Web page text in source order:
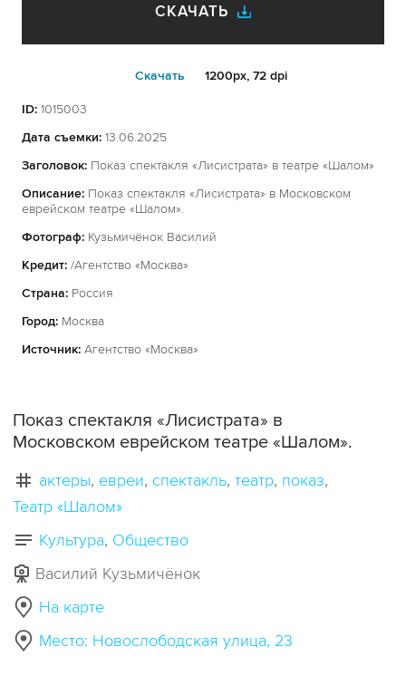
СКАЧАТЬ
Cкачать 1200px, 72 dpi
ID: 1015003
Дата съемки: 13.06.2025
Заголовок: Показ спектакля «Лисистрата» в театре «Шалом»
Описание: Показ спектакля «Лисистрата» в Московском
еврейском театре «Шалом».
Фотограф: Кузьмичёнок Василий
Кредит: /Агентство «Москва»
Страна: Россия
Город: Москва
Источник: Агентство «Москва»
Показ спектакля «Лисистрата» в
Московском еврейском театре «Шалом».
актеры евреи спектакль театр показ
Театр «Шалом»
Культура Общество
Василий Кузьмичёнок
На карте
Место: Новослободская улица, 23